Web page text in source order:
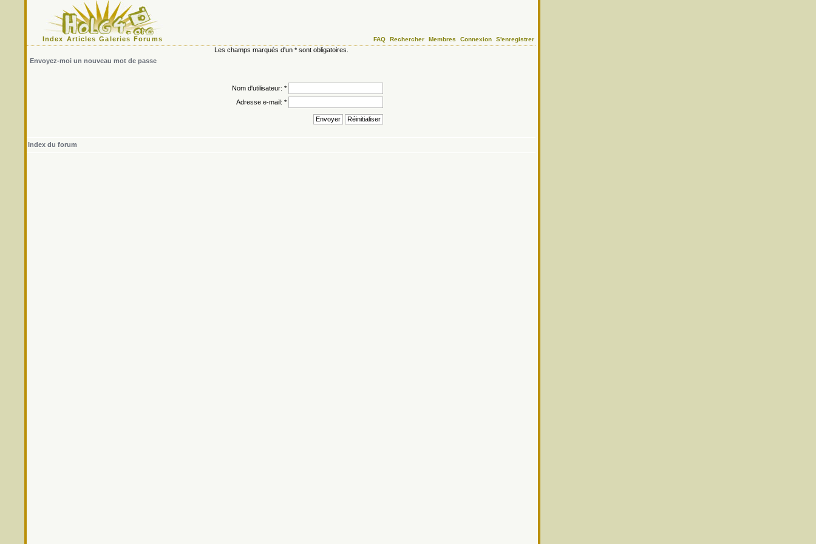
Index Articles Galeries Forums FAQ Rechercher Membres Connexion S'enregistrer
Les champs marqués d'un * sont obligatoires.
Envoyez-moi un nouveau mot de passe
Nom d'utilisateur: *
Adresse e-mail: *
Index du forum